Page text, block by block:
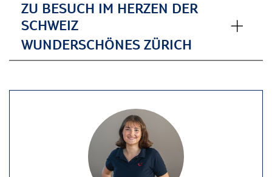
ZU BESUCH IM HERZEN DER
SCHWEIZ
WUNDERSCHÖNES ZÜRICH